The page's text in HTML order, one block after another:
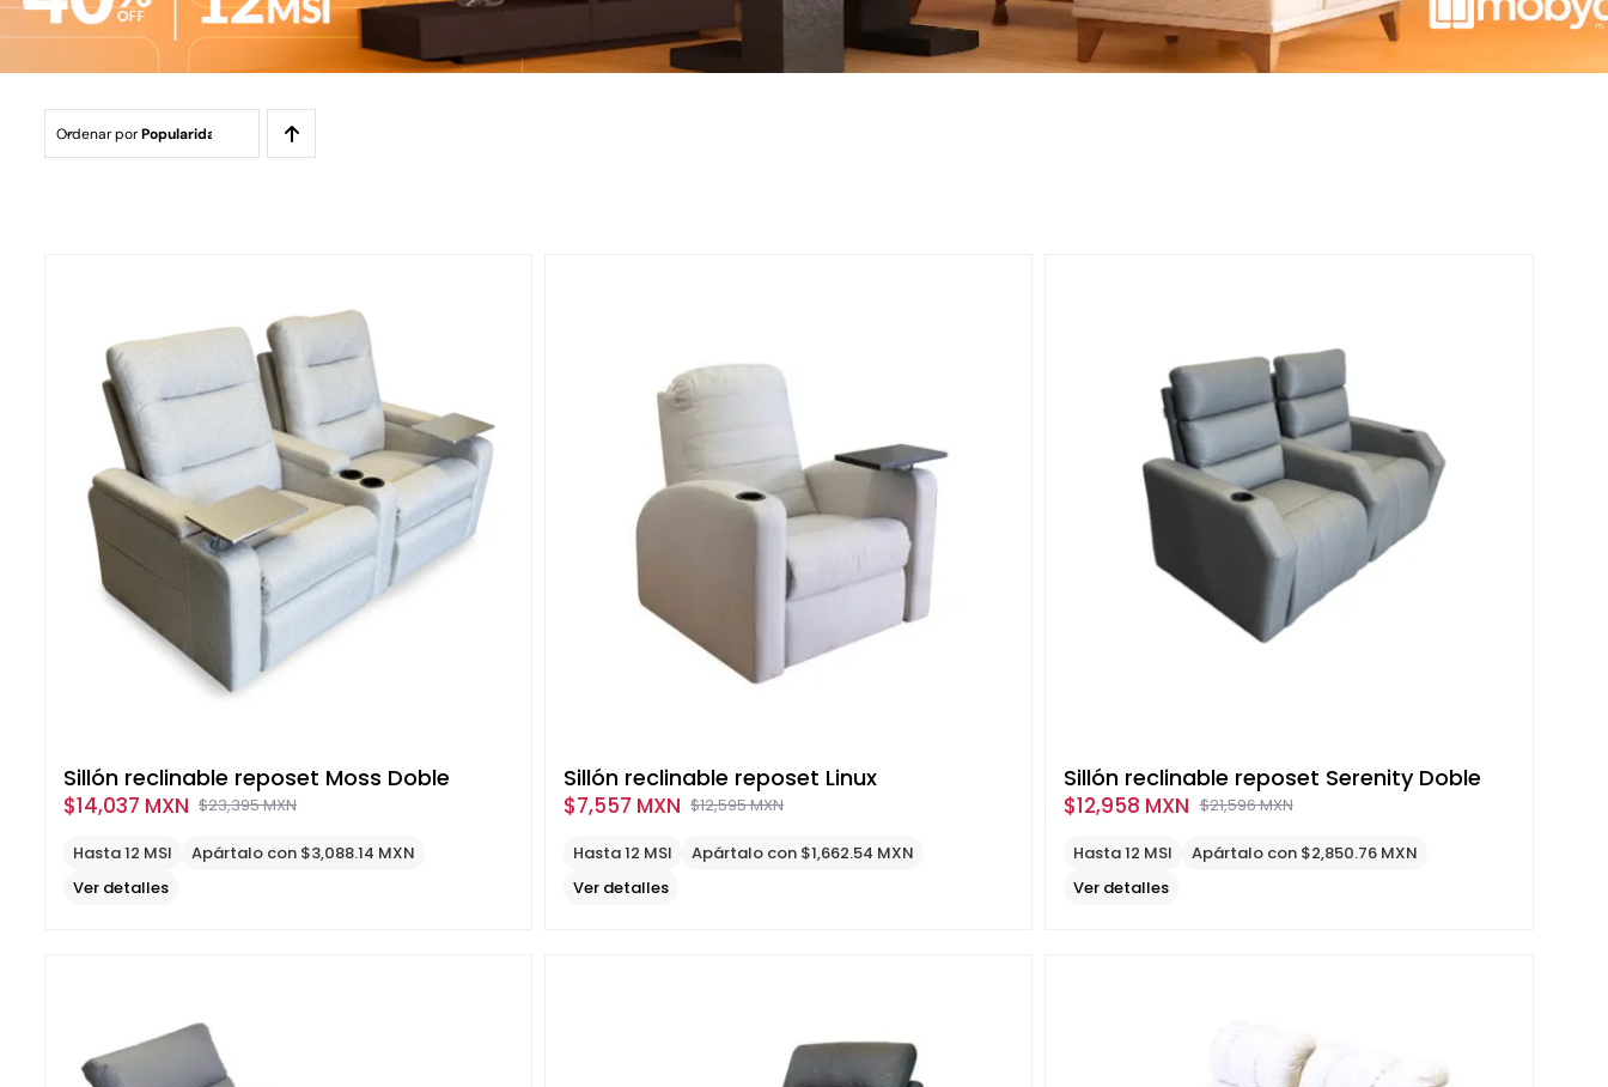
Ordenar porPopularidad
Sillón reclinable reposet Moss Doble
$23,395 MXNOriginal
price
$14,037 MXN
Current
price
Hasta 12 MSI
Apártalo con $3,088.14 MXN
Ver detalles
Sillón reclinable reposet Linux
$12,595 MXNOriginal
price
$7,557 MXN
Current
price
Hasta 12 MSI
Apártalo con $1,662.54 MXN
Ver detalles
Sillón reclinable reposet Serenity Doble
$21,596 MXNOriginal
price
$12,958 MXN
Current
price
Hasta 12 MSI
Apártalo con $2,850.76 MXN
Ver detalles